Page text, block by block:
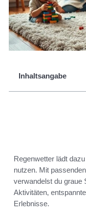
Inhaltsangabe
Regenwetter lädt
nutzen. Mit
verwandelst du graue
Aktivitäten,
Erlebnisse.